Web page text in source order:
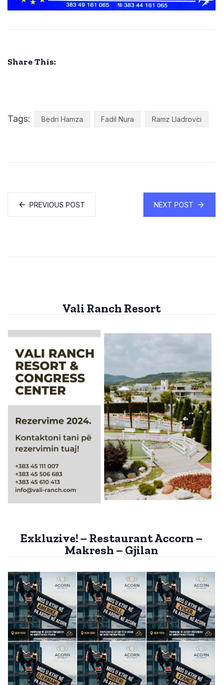
Share This:
Tags: Bedri Hamza Fadil Nura Ramz Lladrovci
PREVIOUS POST NEXT POST
Vali Ranch Resort
Exkluzive! – Restaurant Accorn –
Makresh – Gjilan